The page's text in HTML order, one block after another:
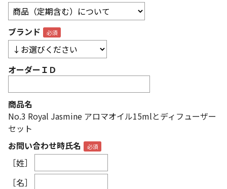
ブランド
オーダーＩＤ
商品名
No.3 Royal Jasmine アロマオイル15mlとディフューザー
セット
お問い合わせ時氏名
［姓］
［名］